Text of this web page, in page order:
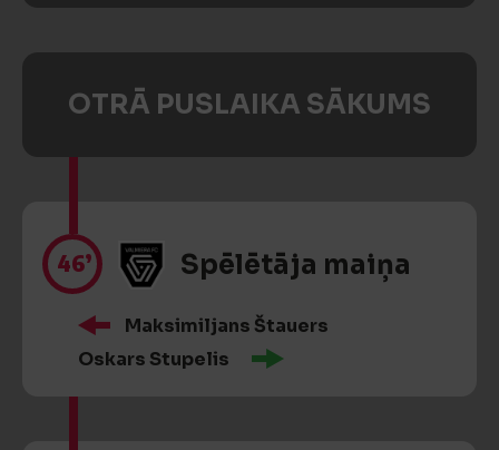
OTRĀ PUSLAIKA SĀKUMS
46’ Spēlētāja maiņa
Maksimiljans Štauers
Oskars Stupelis